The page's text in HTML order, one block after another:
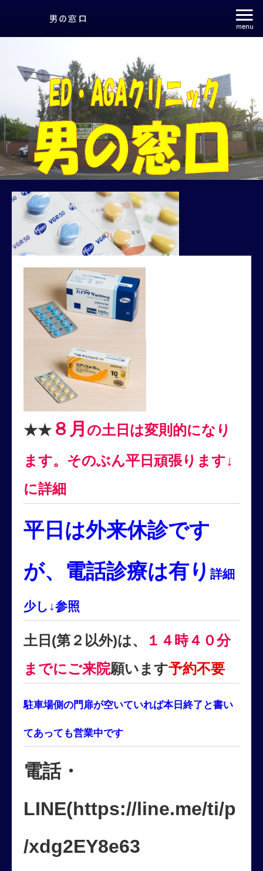
★★８月 の土日は変則的になり
ます。そのぶん平日頑張ります↓
に詳細
平日は外来休診です
が、電話診療は有り 詳細
少し↓参照
土日(第２以外)は、
１４時４０分
までにご来院願います予約不要
駐車場側の門扉が空いていれば本日終了と書い
てあっても営業中です
電話・
LINE(https://line.me/ti/p
/xdg2EY8e63